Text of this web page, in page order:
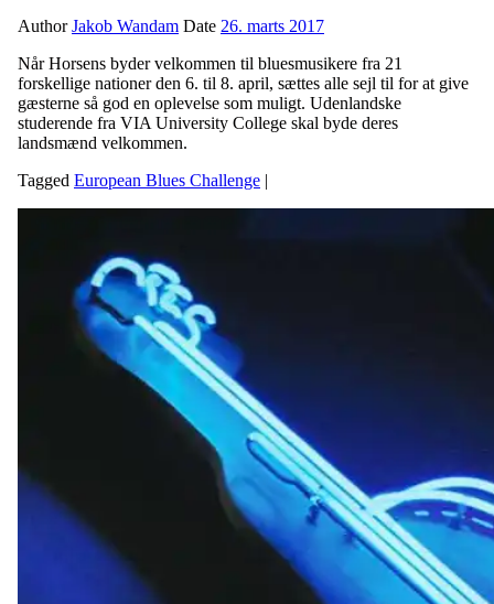
AuthorJakob Wandam Date 26. marts 2017
Når Horsens byder velkommen til bluesmusikere fra 21
forskellige nationer den 6. til 8. april, sættes alle sejl til for at give
gæsterne så god en oplevelse som muligt. Udenlandske
studerende fra VIA University College skal byde deres
landsmænd velkommen.
Tagged European Blues Challenge |